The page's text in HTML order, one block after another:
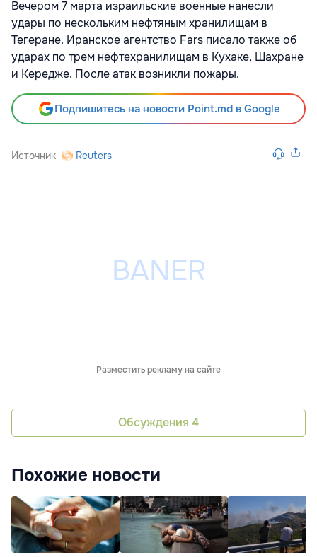
Вечером 7 марта израильские военные нанесли
удары по нескольким нефтяным хранилищам в
Тегеране. Иранское агентство Fars писало также об
ударах по трем нефтехранилищам в Кухаке, Шахране
и Кередже. После атак возникли пожары.
Подпишитесь на новости Point.md в Google
Источник Reuters
Разместить рекламу на сайте
Обсуждения 4
Похожие новости